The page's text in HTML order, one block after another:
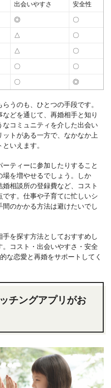
出会いやすさ 安全性
◎ 〇
△ 〇
△ 〇
〇 〇
〇 ◎
うのも、ひとつの手段です。
どを通じて、再婚相手と知り
なコミュニティを介した出会い
トがある一方で、なかなか上
いえます。
ティーに参加したりすること
を増やせるでしょう。しか
相談所の登録費など、コスト
す。仕事や子育てに忙しいシ
のかかる方法は避けたいでし
を探す方法としておすすめし
コスト・出会いやすさ・安全
な恋愛と再婚をサポートしてく
チングアプリがお